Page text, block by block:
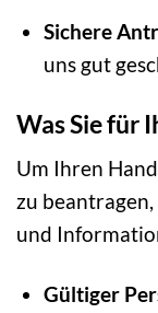
Sichere
uns gut
Was Sie für
Um Ihren
zu
und
Gültiger